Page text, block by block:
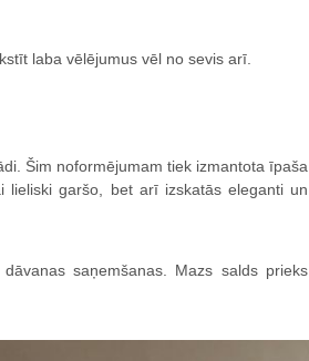
laba vēlējumus vēl no sevis arī.
Šim noformējumam tiek izmantota īpaša
lieliski garšo, bet arī izskatās eleganti un
saņemšanas. Mazs salds prieks